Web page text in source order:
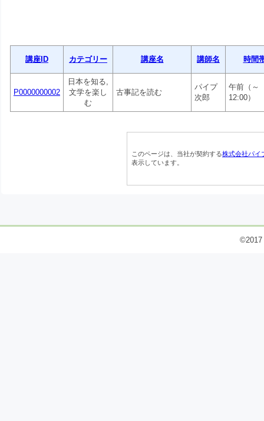
講座ID カテゴリー 講座名 講師名 時間
P0000000002
日本を知る,
文学を楽し
む
古事記を読む
パイプ
次郎
午前（～
12:00）
このページは、当社が契約する株式会社パイ
表示しています。
©2017